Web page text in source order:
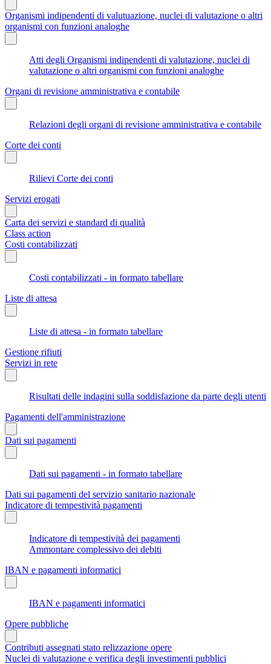
Organismi indipendenti di valutuazione, nuclei di valutazione o altri
organismi con funzioni analoghe
Atti degli Organismi indipendenti di valutazione, nuclei di
valutazione o altri organismi con funzioni analoghe
Organi di revisione amministrativa e contabile
Relazioni degli organi di revisione amministrativa e contabile
Corte dei conti
Rilievi Corte dei conti
Servizi erogati
Carta dei servizi e standard di qualità
Class action
Costi contabilizzati
Costi contabilizzati - in formato tabellare
Liste di attesa
Liste di attesa - in formato tabellare
Gestione rifiuti
Servizi in rete
Risultati delle indagini sulla soddisfazione da parte degli utenti
Pagamenti dell'amministrazione
Dati sui pagamenti
Dati sui pagamenti - in formato tabellare
Dati sui pagamenti del servizio sanitario nazionale
Indicatore di tempestività pagamenti
Indicatore di tempestività dei pagamenti
Ammontare complessivo dei debiti
IBAN e pagamenti informatici
IBAN e pagamenti informatici
Opere pubbliche
Contributi assegnati stato relizzazione opere
Nuclei di valutazione e verifica degli investimenti pubblici